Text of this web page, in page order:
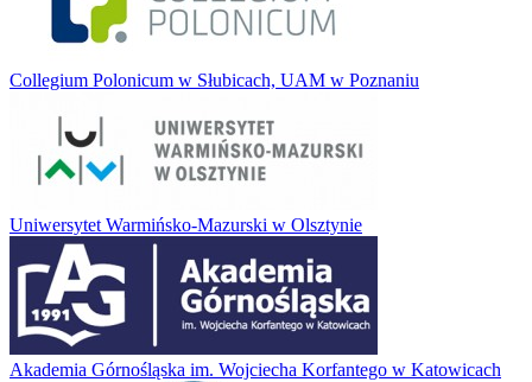
Collegium Polonicum w Słubicach, UAM w Poznaniu
Uniwersytet Warmińsko-Mazurski w Olsztynie
Akademia Górnośląska im. Wojciecha Korfantego w Katowicach